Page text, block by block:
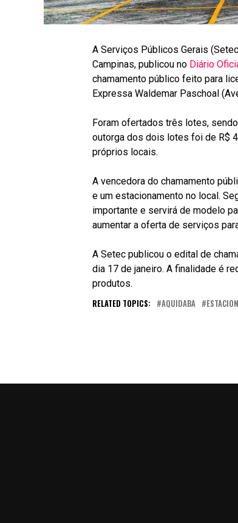
A Serviços Públicos Gerais
Campinas, publicou no Diário
chamamento público feito para
Expressa Waldemar Paschoal
Foram ofertados três lotes,
outorga dos dois lotes foi de R$
próprios locais.
A vencedora do chamamento
e um estacionamento no local.
importante e servirá de modelo
aumentar a oferta de serviços
A Setec publicou o edital de
dia 17 de janeiro. A finalidade é
produtos.
RELATED TOPICS:
AQUIDABA